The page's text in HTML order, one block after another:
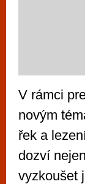
V rámci
novým
řek a
dozví
vyzkoušet